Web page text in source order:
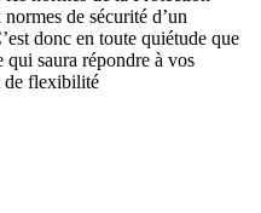
de sécurité d’un
donc en toute quiétude que
saura répondre à vos
de flexibilité